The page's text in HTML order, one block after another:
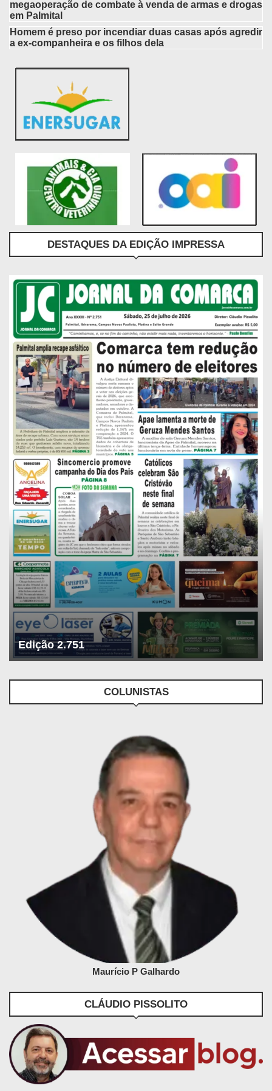
megaoperação de combate à venda de armas e drogas
em Palmital
Homem é preso por incendiar duas casas após agredir
a ex-companheira e os filhos dela
DESTAQUES DA EDIÇÃO IMPRESSA
Edição 2.751
COLUNISTAS
Maurício P Galhardo
CLÁUDIO PISSOLITO